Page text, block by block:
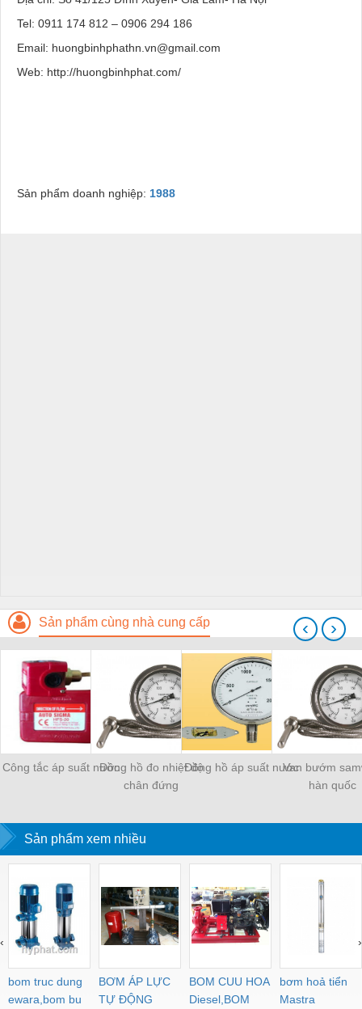
Tel: 0911 174 812 – 0906 294 186
Email: huongbinhphathn.vn@gmail.com
Web: http://huongbinhphat.com/
Sản phẩm doanh nghiệp: 1988
Sản phẩm cùng nhà cung cấp
Công tắc áp suất nướcĐồng hồ đo nhiệt độ
chân đứng
Đồng hồ áp suất nướcVan bướm
hàn quốc
‹ ›
Sản phẩm xem nhiều
bom truc dung
ewara,bom bu
BƠM ÁP LỰC
TỰ ĐỘNG
BOM CUU HOA
Diesel,BOM
bơm hoả tiển
Mastra
‹ ›